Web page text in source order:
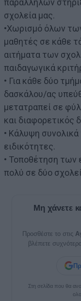
παράλληλων
σχολεία μας.
•Χωρισμό όλων
μαθητές σε κάθε
αιτήματα των
παιδαγωγικά
• Για κάθε δύο
δασκάλου/ας
μετατραπεί σε
και διαφορετικός
• Κάλυψη
ειδικότητες.
• Τοποθέτηση των
πολύ σε δύο
Μη χάνετε
Προσθέστε το στις
βλέπετε
Στη σελίδα που θα